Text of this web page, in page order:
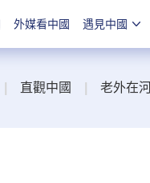
外媒看中國 遇見中國
直觀中國 老外在